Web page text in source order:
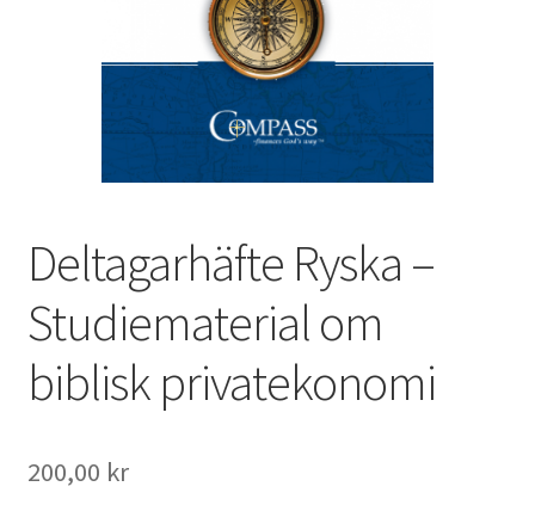
Deltagarhäfte Ryska –
Studiematerial om
biblisk privatekonomi
200,00 kr